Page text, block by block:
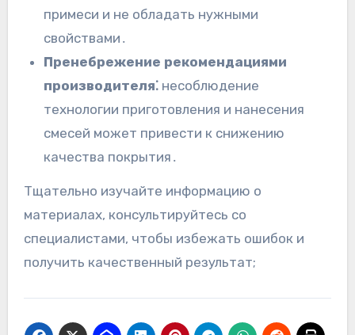
примеси и не обладать нужными
свойствами․
Пренебрежение рекомендациями
производителя⁚ несоблюдение
технологии приготовления и нанесения
смесей может привести к снижению
качества покрытия․
Тщательно изучайте информацию о
материалах, консультируйтесь со
специалистами, чтобы избежать ошибок и
получить качественный результат;